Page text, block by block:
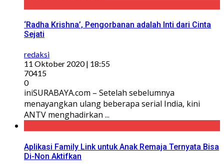
‘Radha Krishna’, Pengorbanan adalah Inti dari Cinta
Sejati
redaksi
11 Oktober 2020 | 18:55
70415
0
iniSURABAYA.com – Setelah sebelumnya
menayangkan ulang beberapa serial India, kini
ANTV menghadirkan ...
Aplikasi Family Link untuk Anak Remaja Ternyata Bisa
Di-Non Aktifkan